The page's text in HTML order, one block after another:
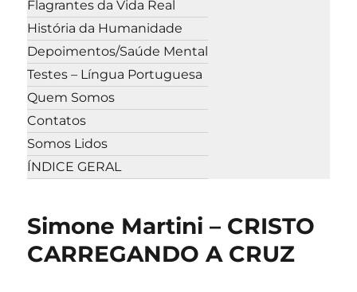
Flagrantes da Vida Real
História da Humanidade
Depoimentos/Saúde Mental
Testes – Língua Portuguesa
Quem Somos
Contatos
Somos Lidos
ÍNDICE GERAL
Simone Martini – CRISTO
CARREGANDO A CRUZ